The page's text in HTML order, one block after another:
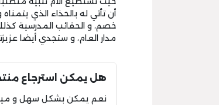
أن تأتي له بالحذاء الذي
خصم، و الحقائب المدرسية
مدار العام، و ستجدي أيضا
هل يمكن استرجاع
نعم يمكن بشكل سهل و